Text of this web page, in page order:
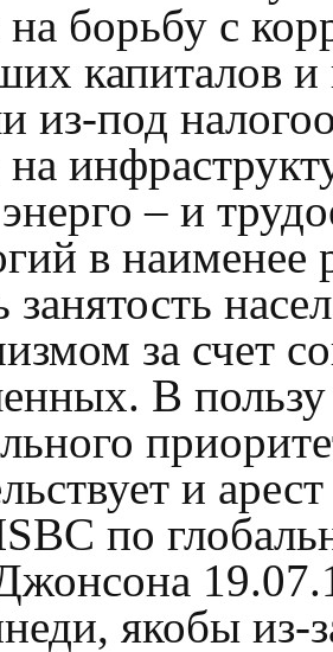
борьбу с
капиталов
из-под
– и
в наименее
занятость
за счет
В
и
по
якобы из-